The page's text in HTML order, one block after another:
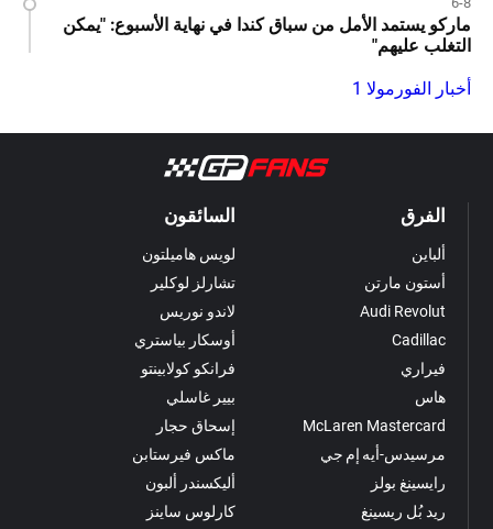
ماركو يستمد الأمل من سباق كندا في نهاية الأسبوع: "يمكن
التغلب عليهم"
أخبار الفورمولا 1
السائقون
لويس هاميلتون
تشارلز لوكلير
لاندو نوريس
أوسكار بياستري
فرانكو كولابينتو
بيير غاسلي
إسحاق حجار
ماكس فيرستابن
أليكسندر ألبون
كارلوس ساينز
الفرق
ألباين
أستون مارتن
Audi Revolut
Cadillac
فيراري
هاس
McLaren Mastercard
مرسيدس-أيه إم جي
رايسينغ بولز
ريد بُل ريسينغ